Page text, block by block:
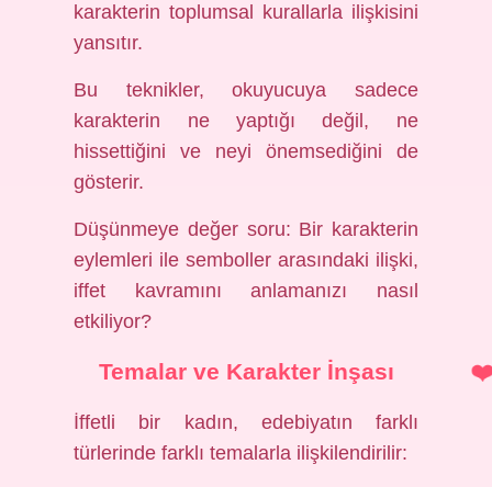
karakterin toplumsal kurallarla ilişkisini
yansıtır.
Bu teknikler, okuyucuya sadece
karakterin ne yaptığı değil, ne
hissettiğini ve neyi önemsediğini de
gösterir.
Düşünmeye değer soru: Bir karakterin
eylemleri ile semboller arasındaki ilişki,
iffet kavramını anlamanızı nasıl
etkiliyor?
Temalar ve Karakter İnşası
İffetli bir kadın, edebiyatın farklı
türlerinde farklı temalarla ilişkilendirilir: